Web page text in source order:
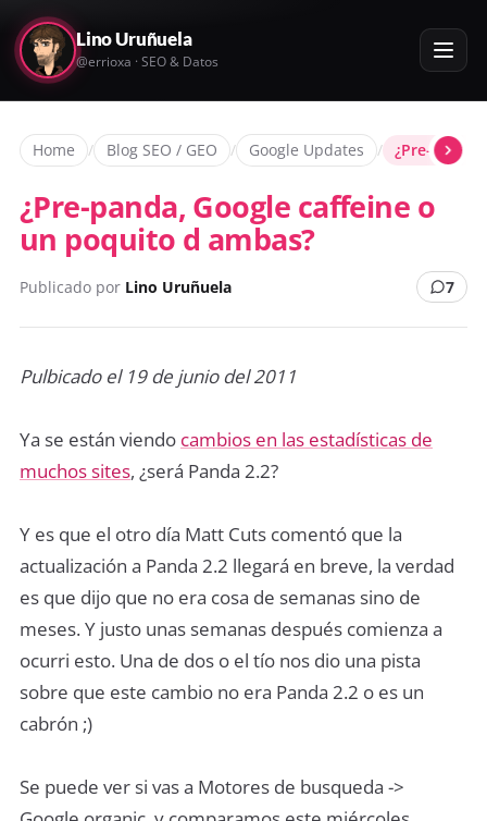
Lino Uruñuela
@errioxa · SEO & Datos
Home / Blog SEO / GEO / Google Updates / ¿Pre-
¿Pre-panda, Google caffeine o
un poquito d ambas?
Publicado por Lino Uruñuela 7
Pulbicado el 19 de junio del 2011
Ya se están viendo cambios en las estadísticas de
muchos sites, ¿será Panda 2.2?
Y es que el otro día Matt Cuts comentó que la
actualización a Panda 2.2 llegará en breve, la verdad
es que dijo que no era cosa de semanas sino de
meses. Y justo unas semanas después comienza a
ocurri esto. Una de dos o el tío nos dio una pista
sobre que este cambio no era Panda 2.2 o es un
cabrón ;)
Se puede ver si vas a Motores de busqueda ->